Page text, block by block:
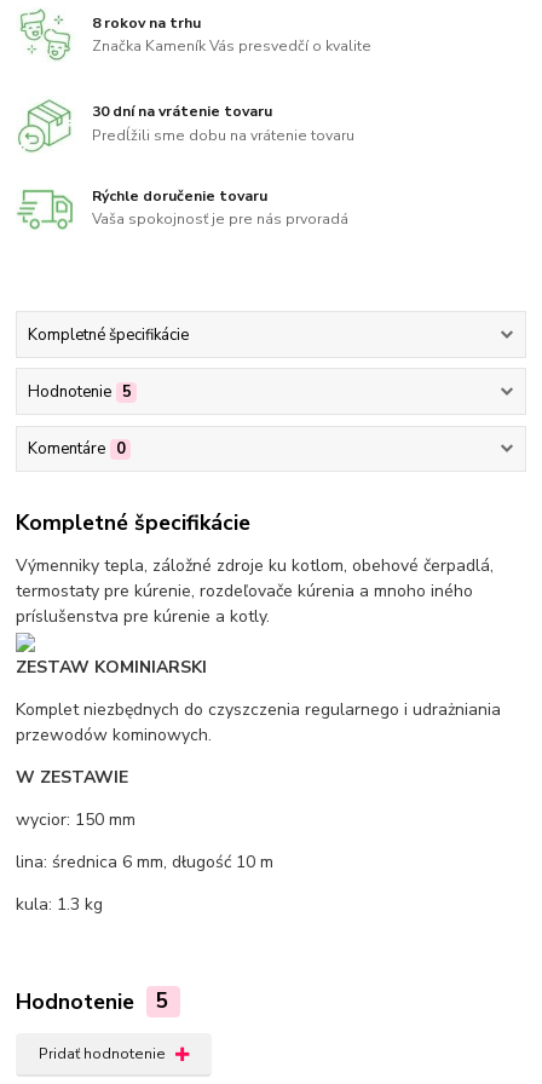
8 rokov na trhu
Značka Kameník Vás presvedčí o kvalite
30 dní na vrátenie tovaru
Predĺžili sme dobu na vrátenie tovaru
Rýchle doručenie tovaru
Vaša spokojnosť je pre nás prvoradá
Kompletné špecifikácie
Hodnotenie 5
Komentáre 0
Kompletné špecifikácie
Výmenniky tepla, záložné zdroje ku kotlom, obehové čerpadlá,
termostaty pre kúrenie, rozdeľovače kúrenia a mnoho iného
príslušenstva pre kúrenie a kotly.
ZESTAW KOMINIARSKI
Komplet niezbędnych do czyszczenia regularnego i udrażniania
przewodów kominowych.
W ZESTAWIE
wycior: 150 mm
lina: średnica 6 mm, długość 10 m
kula: 1.3 kg
Hodnotenie 5
Pridať hodnotenie